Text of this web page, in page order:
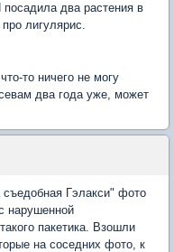
два растения в
лигулярис.
то ничего не могу
два года уже, может
Гэлакси" фото
нарушенной
пакетика. Взошли
на соседних фото, к